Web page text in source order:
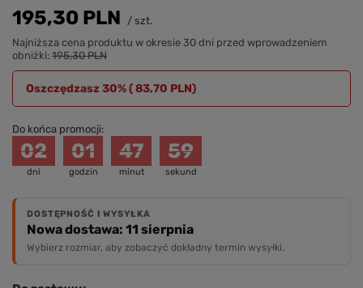
Lewa rękawica:
(Max 30 znaków)
Prawa rękawica:
(Max 30 znaków)
195,30 PLN / szt.
Najniższa cena produktu w okresie 30 dni przed wprowadzeniem
obniżki: 195,30 PLN
Oszczędzasz 30% (83,70 PLN)
Do końca promocji:
dni
02
godzin
01
minut
47
sekund
58
DOSTĘPNOŚĆ I WYSYŁKA
Nowa dostawa: 11 sierpnia
Wybierz rozmiar, aby zobaczyć dokładny termin wysyłki.